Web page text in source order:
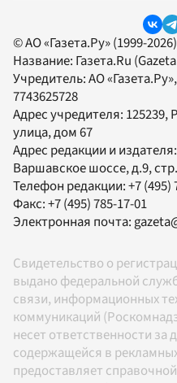
© АО «Газета.Ру» (1999-
Название: Газета.Ru
Учредитель:АО «Газета.Ру»
7743625728
Адрес учредителя:
улица, дом 67
Адрес редакции и издателя:
Варшавское шоссе, д.9,
Телефон редакции:+7 (495)
Факс:+7 (495) 785-17-01
Электронная почта:
Свидетельство о
выдано федеральной
связи, информационных
коммуникаций
несет ответственности
содержащейся в
предоставляет